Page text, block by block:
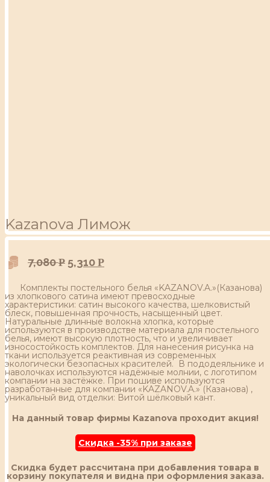
Kazanova Лимож
7,080Р 5,310 Р
Комплекты постельного белья «KAZANOV.A.»(Казанова)
из хлопкового сатина имеют превосходные
характеристики: сатин высокого качества, шелковистый
блеск, повышенная прочность, насыщенный цвет.
Натуральные длинные волокна хлопка, которые
используются в производстве материала для постельного
белья, имеют высокую плотность, что и увеличивает
износостойкость комплектов. Для нанесения рисунка на
ткани используется реактивная из современных
экологически безопасных красителей. В пододеяльнике и
наволочках используются надёжные молнии, с логотипом
компании на застёжке. При пошиве используются
разработанные для компании «KAZANOV.A.» (Казанова) ,
уникальный вид отделки: Витой шёлковый кант.
На данный товар фирмы Kazanova проходит акция!
Скидка -35% при заказе
Скидка будет рассчитана при добавления товара в
корзину покупателя и видна при оформления заказа.